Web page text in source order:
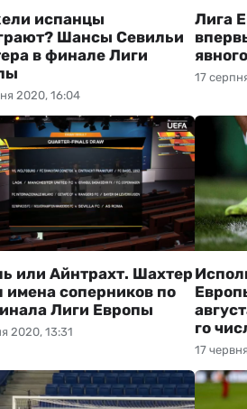
2020, 16:04
испанцы
Шансы Севильи
в финале Лиги
17
Лига
2020, 13:31
или Айнтрахт. Шахтер
имена соперников по
Лиги Европы
17
го